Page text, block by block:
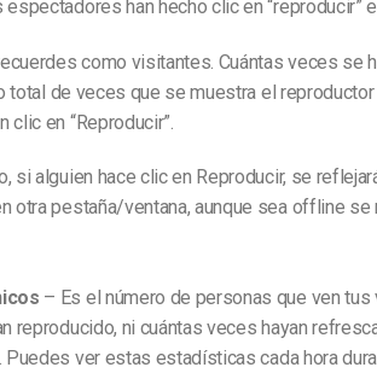
han hecho clic en “reproducir”
como visitantes. Cuántas veces se
total de veces que se muestra el
en “Reproducir”.
si alguien hace clic en Reproducir, se
otra pestaña/ventana, aunque sea offline se
– Es el número de personas que ven tus
reproducido, ni cuántas veces hayan
Puedes ver estas estadísticas cada hora